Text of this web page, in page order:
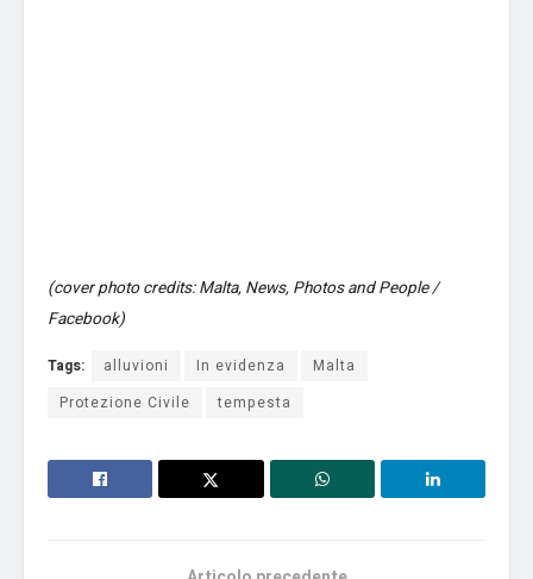
(cover photo credits: Malta, News, Photos and People /
Facebook)
Tags: alluvioni In evidenza
Malta
Protezione Civile
tempesta